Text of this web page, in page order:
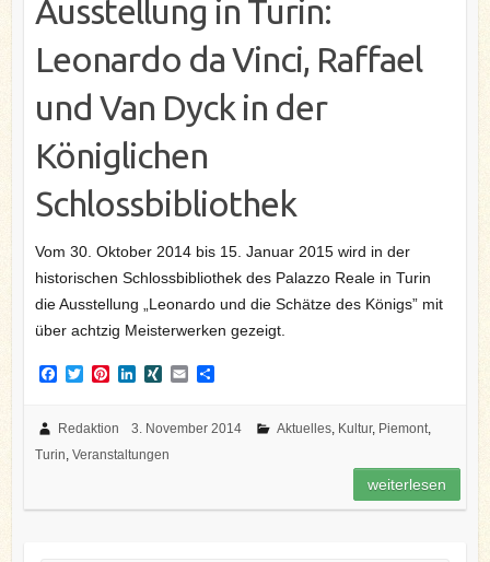
Ausstellung in Turin:
Leonardo da Vinci, Raffael
und Van Dyck in der
Königlichen
Schlossbibliothek
Vom 30. Oktober 2014 bis 15. Januar 2015 wird in der
historischen Schlossbibliothek des Palazzo Reale in Turin
die Ausstellung „Leonardo und die Schätze des Königs” mit
über achtzig Meisterwerken gezeigt.
F
e
o
T
t
e
P
t
r
t
L
k
d
X
G
E
i
T
l
Redaktion 3. November 2014 Aktuelles, Kultur, Piemont,
Turin, Veranstaltungen
weiterlesen